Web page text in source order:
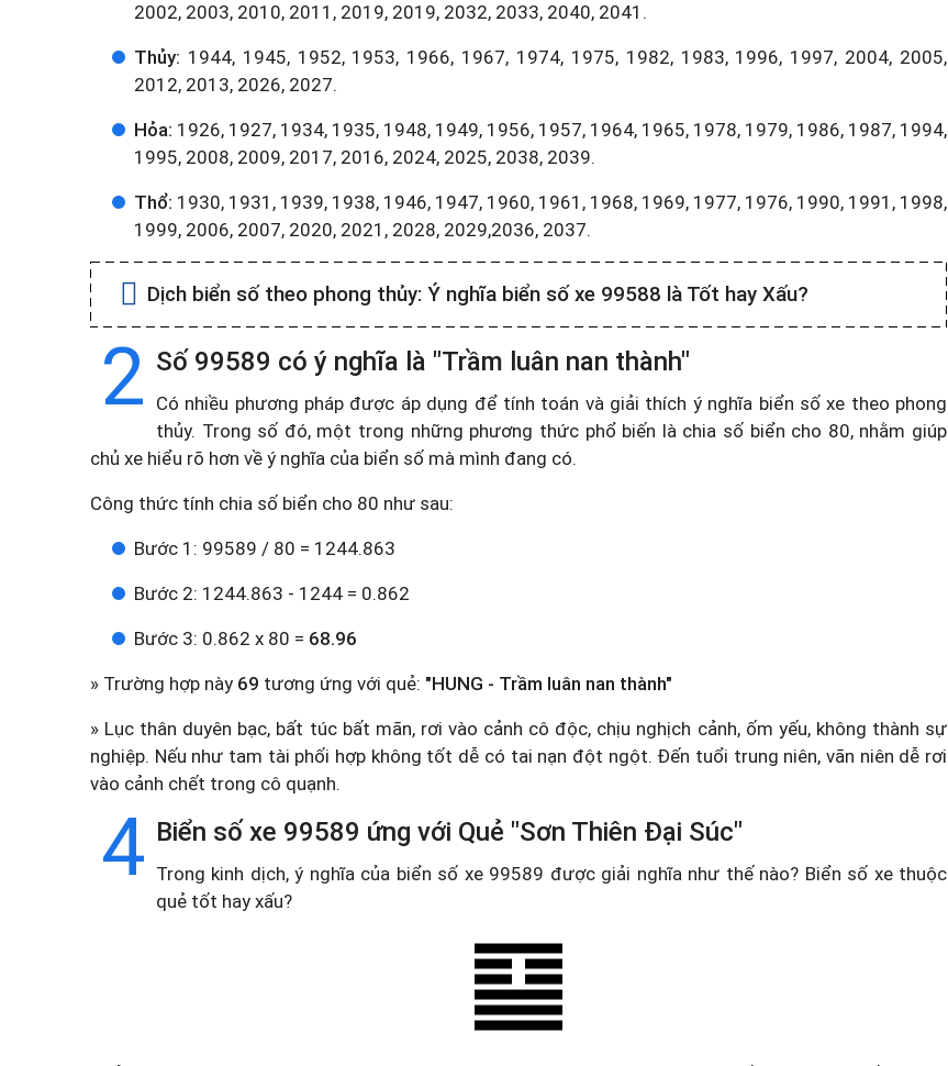
2002, 2003, 2010, 2011, 2019, 2019, 2032, 2033, 2040, 2041.
Thủy: 1944, 1945, 1952, 1953, 1966, 1967, 1974, 1975, 1982, 1983, 1996, 1997, 2004, 2005,
2012, 2013, 2026, 2027.
Hỏa: 1926, 1927, 1934, 1935, 1948, 1949, 1956, 1957, 1964, 1965, 1978, 1979, 1986, 1987, 1994,
1995, 2008, 2009, 2017, 2016, 2024, 2025, 2038, 2039.
Thổ: 1930, 1931, 1939, 1938, 1946, 1947, 1960, 1961, 1968, 1969, 1977, 1976, 1990, 1991, 1998,
1999, 2006, 2007, 2020, 2021, 2028, 2029,2036, 2037.
Dịch biển số theo phong thủy: Ý nghĩa biển số xe 99588 là Tốt hay Xấu?
2 Số 99589 có ý nghĩa là "Trầm luân nan thành"
Có nhiều phương pháp được áp dụng để tính toán và giải thích ý nghĩa biển số xe theo phong
thủy. Trong số đó, một trong những phương thức phổ biến là chia số biển cho 80, nhằm giúp
chủ xe hiểu rõ hơn về ý nghĩa của biển số mà mình đang có.
Công thức tính chia số biển cho 80 như sau:
Bước 1: 99589 / 80 = 1244.863
Bước 2: 1244.863 - 1244 = 0.862
Bước 3: 0.862 x 80 = 68.96
» Trường hợp này 69 tương ứng với quẻ: "HUNG - Trầm luân nan thành"
» Lục thân duyên bạc, bất túc bất mãn, rơi vào cảnh cô độc, chịu nghịch cảnh, ốm yếu, không thành sự
nghiệp. Nếu như tam tài phối hợp không tốt dễ có tai nạn đột ngột. Đến tuổi trung niên, vãn niên dễ rơi
vào cảnh chết trong cô quạnh.
4 Biển số xe 99589 ứng với Quẻ "Sơn Thiên Đại Súc"
Trong kinh dịch, ý nghĩa của biển số xe 99589 được giải nghĩa như thế nào? Biển số xe thuộc
quẻ tốt hay xấu?